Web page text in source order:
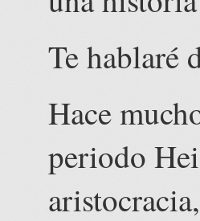
Te hablaré
Hace
periodo